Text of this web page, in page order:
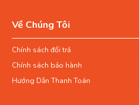
Về Chúng Tôi
Chính sách đổi trả
Chính sách bảo hành
Hướng Dẫn Thanh Toán